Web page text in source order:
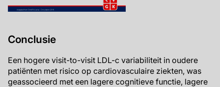
Conclusie
Een hogere visit-to-visit LDL-c variabiliteit in oudere
patiënten met risico op cardiovasculaire ziekten, was
geassocieerd met een lagere cognitieve functie, lagere